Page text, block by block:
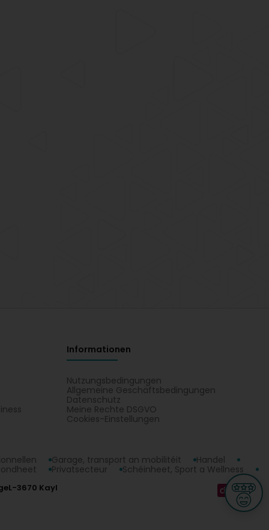
Informationen
Nutzungsbedingungen
Allgemeine Geschäftsbedingungen
Datenschutz
Meine Rechte DSGVO
Cookies-Einstellungen
Garage, transport an mobilitéit
Handel
Privatsecteur
Schéinheet, Sport a Wellness
L-3670 Kayl